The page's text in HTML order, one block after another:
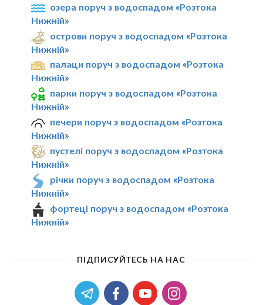
озера поруч з водоспадом «Розтока
Нижній»
острови поруч з водоспадом «Розтока
Нижній»
палаци поруч з водоспадом «Розтока
Нижній»
парки поруч з водоспадом «Розтока
Нижній»
печери поруч з водоспадом «Розтока
Нижній»
пустелі поруч з водоспадом «Розтока
Нижній»
річки поруч з водоспадом «Розтока
Нижній»
фортеці поруч з водоспадом «Розтока
Нижній»
ПІДПИСУЙТЕСЬ НА НАС